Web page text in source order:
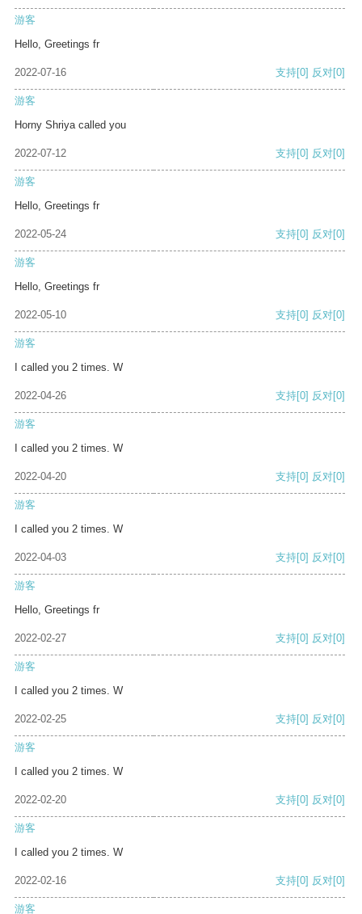
游客
Hello, Greetings fr
2022-07-16 支持[0] 反对[0]
游客
Horny Shriya called you
2022-07-12 支持[0] 反对[0]
游客
Hello, Greetings fr
2022-05-24 支持[0] 反对[0]
游客
Hello, Greetings fr
2022-05-10 支持[0] 反对[0]
游客
I called you 2 times. W
2022-04-26 支持[0] 反对[0]
游客
I called you 2 times. W
2022-04-20 支持[0] 反对[0]
游客
I called you 2 times. W
2022-04-03 支持[0] 反对[0]
游客
Hello, Greetings fr
2022-02-27 支持[0] 反对[0]
游客
I called you 2 times. W
2022-02-25 支持[0] 反对[0]
游客
I called you 2 times. W
2022-02-20 支持[0] 反对[0]
游客
I called you 2 times. W
2022-02-16 支持[0] 反对[0]
游客